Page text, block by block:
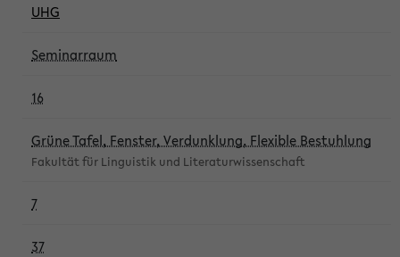
UHG
Seminarraum
16
Grüne Tafel, Fenster, Verdunklung, Flexible Bestuhlung
Fakultät für Linguistik und Literaturwissenschaft
7
37